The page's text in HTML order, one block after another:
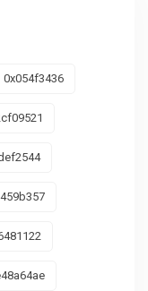
0x054f3436